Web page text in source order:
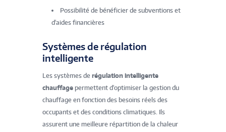
Possibilité de bénéficier de subventions et
d'aides financières
Systèmes de régulation
intelligente
Les systèmes de régulation intelligente
chauffage permettent d'optimiser la gestion du
chauffage en fonction des besoins réels des
occupants et des conditions climatiques. Ils
assurent une meilleure répartition de la chaleur